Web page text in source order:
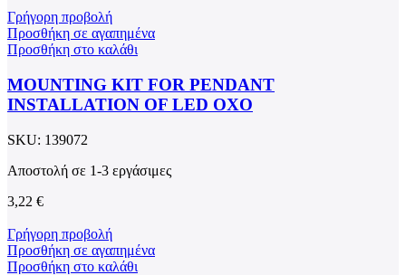
Γρήγορη προβολή
Προσθήκη σε αγαπημένα
Προσθήκη στο καλάθι
MOUNTING KIT FOR PENDANT
INSTALLATION OF LED OXO
SKU: 139072
Αποστολή σε 1-3 εργάσιμες
3,22 €
Γρήγορη προβολή
Προσθήκη σε αγαπημένα
Προσθήκη στο καλάθι